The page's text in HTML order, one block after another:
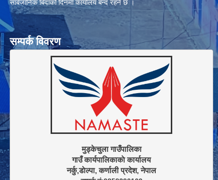
सार्बजानिक बिदाको दिनमा कार्यालय बन्द रहने छ ।
सम्पर्क विवरण
मुड्केचुला गाउँपालिका
गाउँ कार्यपालिकाकाे कार्यालय